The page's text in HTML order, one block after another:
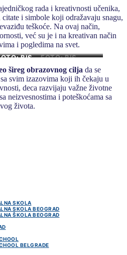
rada i kreativnosti učenika,
i simbole koji odražavaju snagu,
teškoće. Na ovaj način,
već su je i na kreativan način
i pogledima na svet.
FOTO: BIS
BIS
šireg obrazovnog cilja da se
svim izazovima koji ih čekaju u
deca razvijaju važne životne
neizvesnostima i poteškoćama sa
života.
SKOLA
SKOLA BEOGRAD
ŠKOLA BEOGRAD
BELGRADE